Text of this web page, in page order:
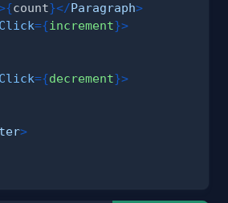
{count}</Paragraph>
={increment}>
={decrement}>
>